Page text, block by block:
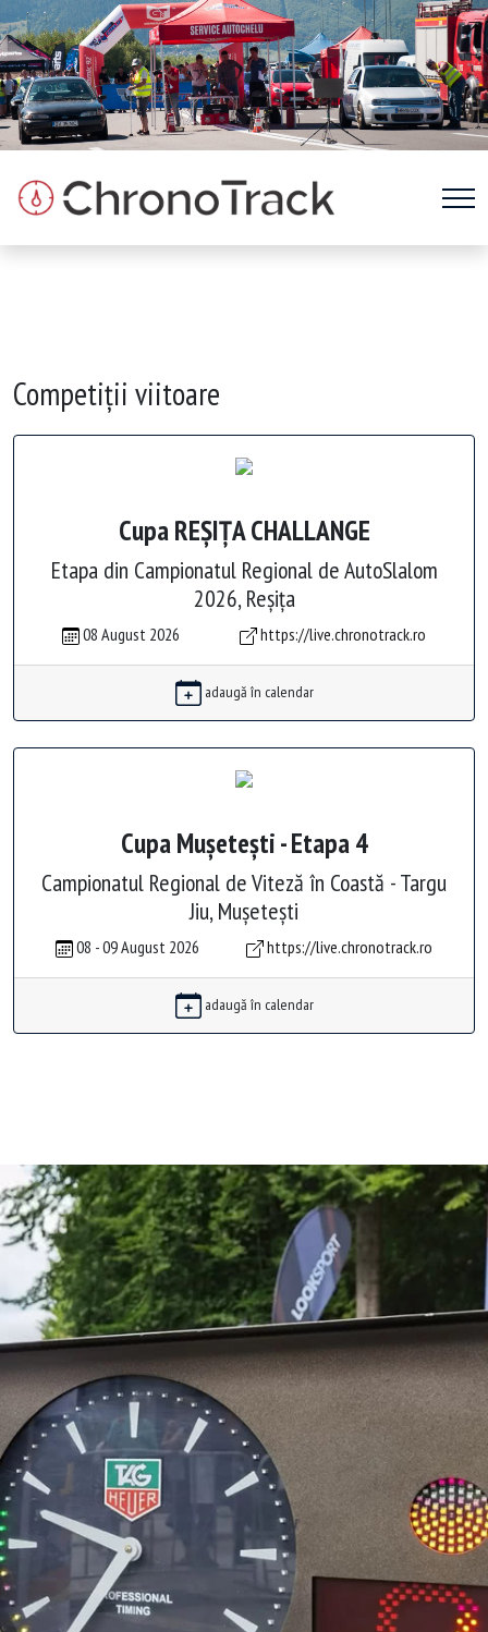
Competiții viitoare
Cupa REȘIȚA CHALLANGE
Etapa din Campionatul Regional de AutoSlalom
2026, Reșița
08 August 2026 https://live.chronotrack.ro
adaugă în calendar
Cupa Mușetești - Etapa 4
Campionatul Regional de Viteză în Coastă - Targu
Jiu, Mușetești
08 - 09 August 2026 https://live.chronotrack.ro
adaugă în calendar